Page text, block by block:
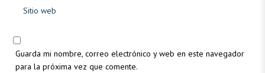
Guarda mi nombre, correo electrónico y web en este navegador
para la próxima vez que comente.